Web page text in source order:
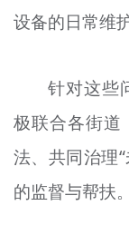
设备的日常维
针对这些
极联合各街道
法、共同治理
的监督与帮扶。